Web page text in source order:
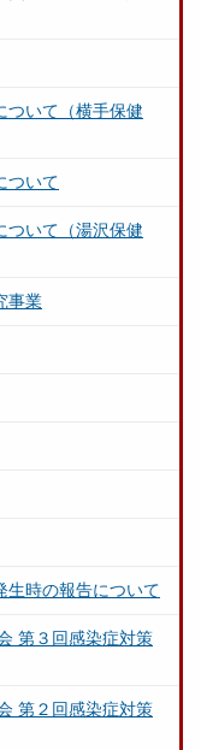
ついて（横手保健
ついて
ついて（湯沢保健
事業
生時の報告について
第３回感染症対策
第２回感染症対策